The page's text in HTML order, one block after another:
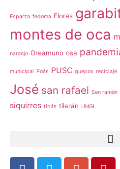
Esparza fedoma Flores
montes de oca
naranjo Oreamuno osa
municipal Poás PUSC quepos reciclaje
José san rafael San ramón
siquirres tibás tilarán UNGL